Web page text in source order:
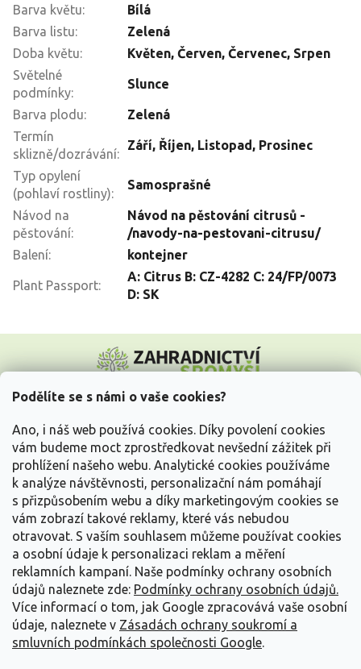
Podělíte se s námi o vaše cookies?
Ano, i náš web používá cookies. Díky povolení cookies
vám budeme moct zprostředkovat nevšední zážitek při
prohlížení našeho webu. Analytické cookies používáme
k analýze návštěvnosti, personalizační nám pomáhají
s přizpůsobením webu a díky marketingovým cookies se
vám zobrazí takové reklamy, které vás nebudou
otravovat. S vaším souhlasem můžeme používat cookies
a osobní údaje k personalizaci reklam a měření
reklamních kampaní. Naše podmínky ochrany osobních
údajů naleznete zde: Podmínky ochrany osobních údajů.
Více informací o tom, jak Google zpracovává vaše osobní
údaje, naleznete v Zásadách ochrany soukromí a
smluvních podmínkách společnosti Google.
Barva květu:
Bílá
Barva listu:
Zelená
Doba květu: Květen, Červen, Červenec, Srpen
Světelné
podmínky:
Slunce
Barva plodu:
Zelená
Termín
sklizně/dozrávání:
Září, Říjen, Listopad, Prosinec
Typ opylení
(pohlaví rostliny):
Samosprašné
Návod na
pěstování:
Návod na pěstování citrusů -
/navody-na-pestovani-citrusu/
Balení: kontejner
Plant Passport:
A: Citrus B: CZ-4282 C: 24/FP/0073
D: SK
p
Vše o nákupu
Informace pro Vás
Kontakujte nás